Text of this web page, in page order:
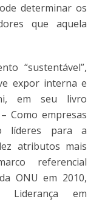
determinar os
que aquela
“sustentável”,
expor interna e
em seu livro
Como empresas
líderes para a
atributos mais
referencial
ONU em 2010,
Liderança em